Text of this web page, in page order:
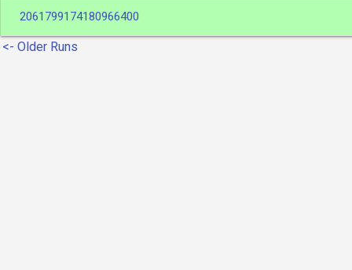
2061799174180966400
<- Older Runs